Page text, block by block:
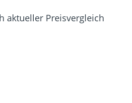
aktueller Preisvergleich